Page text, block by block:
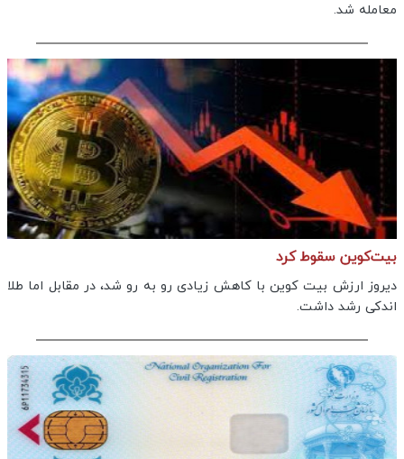
معامله شد.
بیت‌کوین سقوط کرد
دیروز ارزش بیت کوین با کاهش زیادی رو به رو شد، در مقابل اما طلا
اندکی رشد داشت.